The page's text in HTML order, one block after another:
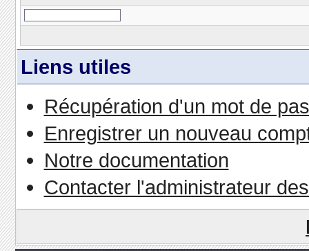
Liens utiles
Récupération d'un mot de
Enregistrer un nouveau
Notre documentation
Contacter l'administrateur